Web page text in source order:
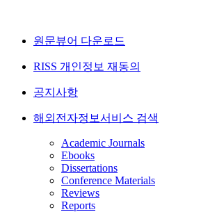
원문뷰어 다운로드
RISS 개인정보 재동의
공지사항
해외전자정보서비스 검색
Academic Journals
Ebooks
Dissertations
Conference Materials
Reviews
Reports